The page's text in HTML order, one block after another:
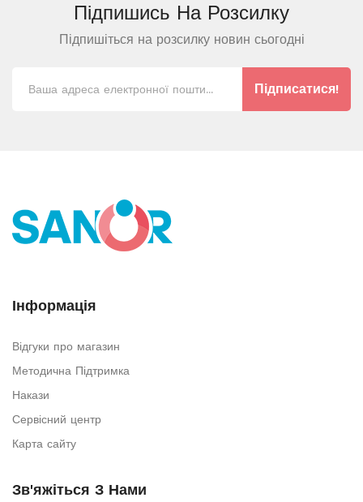
Підпишись На Розсилку
Підпишіться на розсилку новин сьогодні
Підписатися!
Інформація
Відгуки про магазин
Методична Підтримка
Накази
Сервісний центр
Карта сайту
Зв'яжіться З Нами